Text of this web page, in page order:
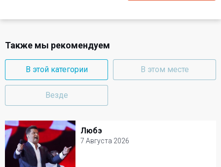
Также мы рекомендуем
В этой категории В этом месте
Везде
Любэ
7 Августа 2026
Любэ
7 Августа 2026